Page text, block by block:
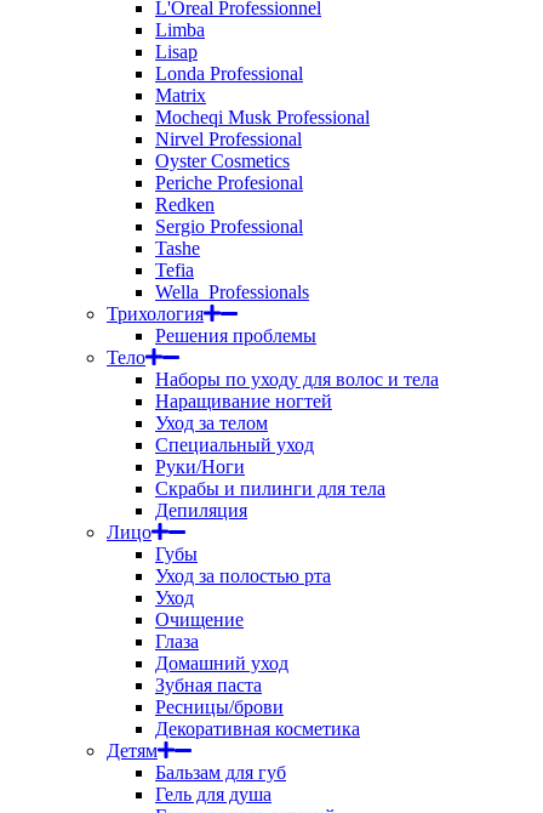
L'Oreal Professionnel
Limba
Lisap
Londa Professional
Matrix
Mocheqi Musk Professional
Nirvel Professional
Oyster Cosmetics
Periche Profesional
Redken
Sergio Professional
Tashe
Tefia
Wella_Professionals
Трихология
Решения проблемы
Тело
Наборы по уходу для волос и тела
Наращивание ногтей
Уход за телом
Специальный уход
Руки/Ноги
Скрабы и пилинги для тела
Депиляция
Лицо
Губы
Уход за полостью рта
Уход
Очищение
Глаза
Домашний уход
Зубная паста
Ресницы/брови
Декоративная косметика
Детям
Бальзам для губ
Гель для душа